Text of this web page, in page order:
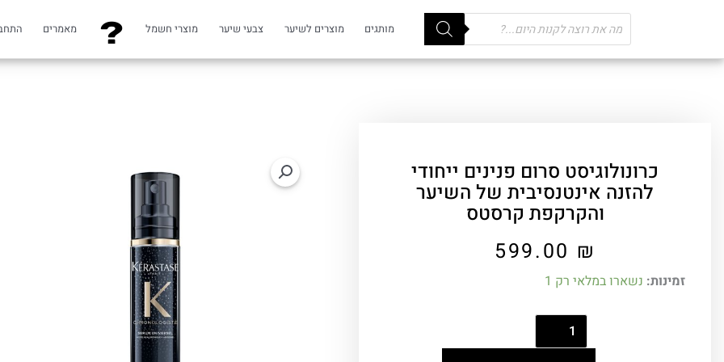
מותגים מוצרים לשיער צבעי שיער מוצרי חשמל מאמרים
Products
search
כרונולוגיסט סרום פנינים ייחודי
להזנה אינטנסיבית של השיער
והקרקפת קרסטס
599.00 ₪
זמינות: נשארו במלאי רק 1